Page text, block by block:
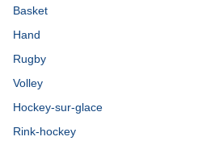
Basket
Hand
Rugby
Volley
Hockey-sur-glace
Rink-hockey